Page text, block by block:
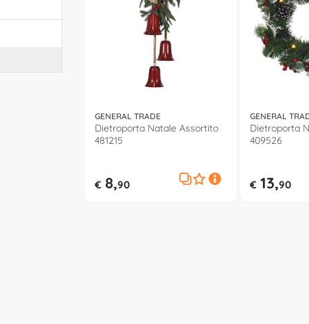
GENERAL TRADE
Dietroporta Natale Assortito
481215
€8,90
GENERAL
Dietroporta
409526
€13,90